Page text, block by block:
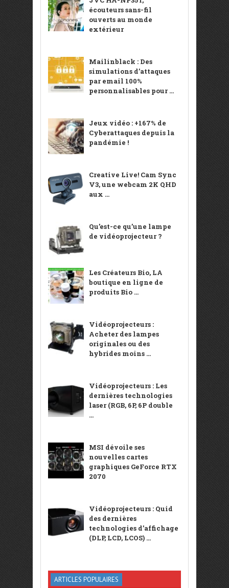
écouteurs sans-fil
ouverts au monde
extérieur
Mailinblack : Des
simulations d’attaques
par email 100%
personnalisables pour ...
Jeux vidéo : +167% de
Cyberattaques depuis la
pandémie !
Creative Live! Cam Sync
V3, une webcam 2K QHD
aux ...
Qu’est-ce qu’une lampe
de vidéoprojecteur ?
Les Créateurs Bio, LA
boutique en ligne de
produits Bio ...
Vidéoprojecteurs :
Acheter des lampes
originales ou des
hybrides moins ...
Vidéoprojecteurs : Les
dernières technologies
laser (RGB, 6P, 6P double
...
MSI dévoile ses
nouvelles cartes
graphiques GeForce RTX
2070
Vidéoprojecteurs : Quid
des dernières
technologies d’affichage
(DLP, LCD, LCOS) ...
ARTICLES POPULAIRES